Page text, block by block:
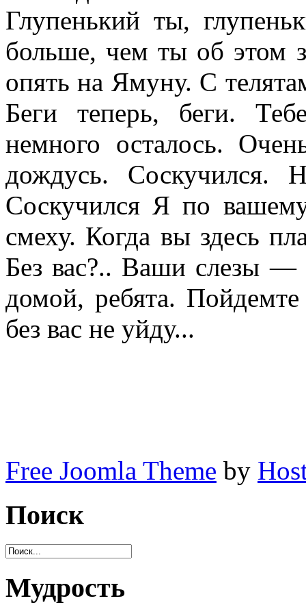
Глупенький ты,
больше, чем ты об этом
опять на Ямуну. С
Беги теперь, беги.
немного осталось.
дождусь. Соскучился.
Соскучился Я по
смеху. Когда вы здесь
Без вас?.. Ваши слезы
домой, ребята.
без вас не уйду...
Free Joomla Theme by
Поиск
Мудрость